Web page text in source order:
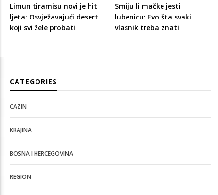
Limun tiramisu novi je hit
ljeta: Osvježavajući desert
koji svi žele probati
Smiju li mačke jesti
lubenicu: Evo šta svaki
vlasnik treba znati
CATEGORIES
CAZIN
KRAJINA
BOSNA I HERCEGOVINA
REGION